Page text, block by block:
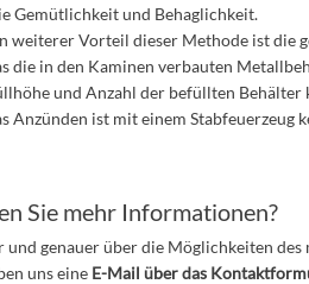
Gemütlichkeit und Behaglichkeit.
weiterer Vorteil dieser Methode ist die
die in den Kaminen verbauten
und Anzahl der befüllten Behälter
Anzünden ist mit einem Stabfeuerzeug
Sie mehr Informationen?
genauer über die Möglichkeiten
uns eine E-Mail über das